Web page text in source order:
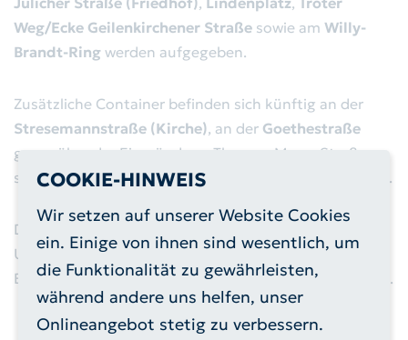
Rückgabe von Batterien
Altglas-Container
Alttextil-Container
Grünschnitt-Container
Schadstoffmobil
Elektrokleingeräte
Satzung
Weg/Ecke Geilenkirchener Straße sowie am Willy-
Brandt-Ring werden aufgegeben.
Zusätzliche Container befinden sich künftig an der
Stresemannstraße (Kirche), an der Goethestraße
gegenüber der Einmündung Thomas-Mann-Straße
sowie an derHubertusstraße (Parkplatz am Rathaus) .
Die Umsetzung erfolgt in Kürze. Während der
Umstellungsarbeiten kann es vorübergehend zu
Einschränkungen kommen. Wir bitten um Verständnis.
COOKIE-HINWEIS
Wir setzen auf unserer Website Cookies
ein. Einige von ihnen sind wesentlich, um
die Funktionalität zu gewährleisten,
während andere uns helfen, unser
Onlineangebot stetig zu verbessern.